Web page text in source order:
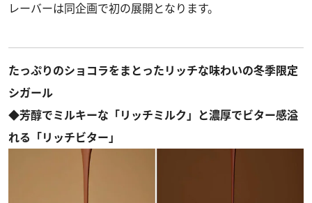
レーバーは同企画で初の展開となります。
たっぷりのショコラをまとったリッチな味わいの冬季限定
シガール
◆芳醇でミルキーな「リッチミルク」と濃厚でビター感溢
れる「リッチビター」